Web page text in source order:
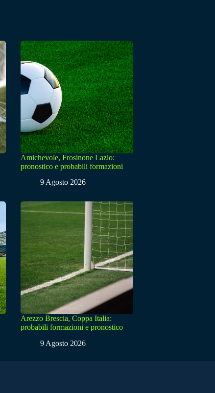
Amichevole, Frosinone Lazio:
pronostico e probabili formazioni
9 Agosto 2026
Arezzo Brescia, Coppa Italia:
probabili formazioni e pronostico
9 Agosto 2026